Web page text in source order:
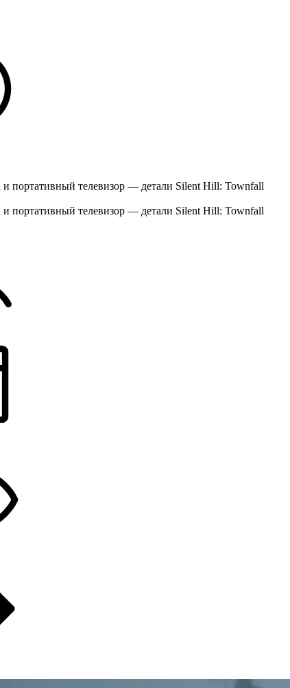
и портативный телевизор — детали Silent Hill: Townfall
и портативный телевизор — детали Silent Hill: Townfall